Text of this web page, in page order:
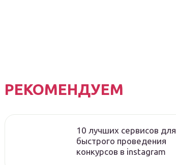
РЕКОМЕНДУЕМ
10 лучших сервисов для
быстрого проведения
конкурсов в instagram